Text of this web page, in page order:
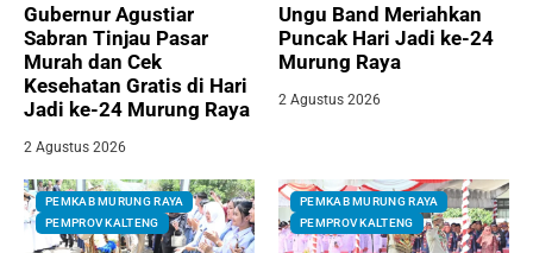
Gubernur Agustiar
Sabran Tinjau Pasar
Murah dan Cek
Kesehatan Gratis di Hari
Jadi ke-24 Murung Raya
2 Agustus 2026
Ungu Band Meriahkan
Puncak Hari Jadi ke-24
Murung Raya
2 Agustus 2026
PEMKAB MURUNG RAYA
PEMPROV KALTENG
PEMKAB MURUNG RAYA
PEMPROV KALTENG